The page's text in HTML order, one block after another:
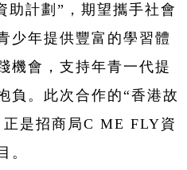
計劃”，期望攜手社會
少年提供豐富的學習體
機會，支持年青一代提
負。此次合作的“香港故
是招商局C ME FLY資
。